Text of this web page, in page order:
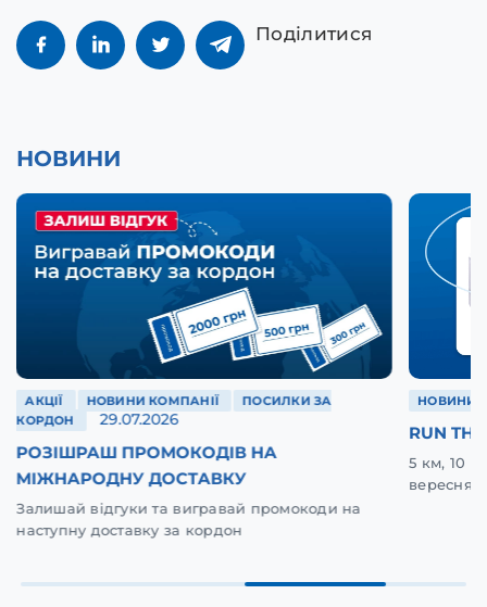
Поділитися
НОВИНИ
АКЦІЇ НОВИНИ КОМПАНІЇ
ПОСИЛКИ ЗА
КОРДОН
29.07.2026
РОЗІШРАШ ПРОМОКОДІВ НА
МІЖНАРОДНУ ДОСТАВКУ
Залишай відгуки та вигравай промокоди на
наступну доставку за кордон
НОВИНИ
RUN
5 км, 10
вересня